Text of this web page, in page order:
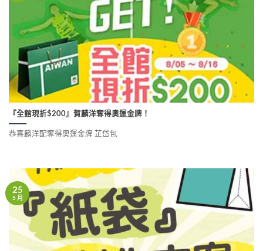
『全館現折$200』賀麟洋奪得奧運金牌！
恭喜麟洋配奪得奧運金牌 芷岱包
25
5 月